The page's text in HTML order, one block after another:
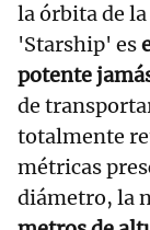
la órbita de
'Starship' es
potente
de
totalmente
métricas
diámetro, la